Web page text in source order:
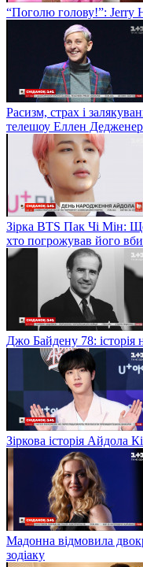
“Поголю голову!”: Jerry
Расизм, страх і
телешоу Еллен
Зірка BTS Пак Чі Мін:
хто погрожував його
Джо Байдену 78:
Зіркова історія Айдола
Мадонна відмовила
зодіаку